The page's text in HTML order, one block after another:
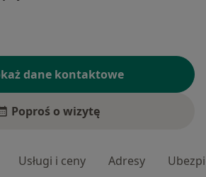
dane kontaktowe
Poproś o wizytę
Usługi i ceny Adresy